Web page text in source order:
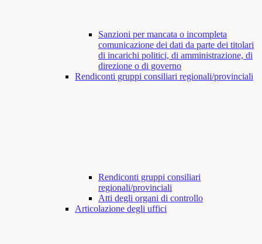
Sanzioni per mancata o incompleta
comunicazione dei dati da parte dei titolari
di incarichi politici, di amministrazione, di
direzione o di governo
Rendiconti gruppi consiliari regionali/provinciali
Rendiconti gruppi consiliari
regionali/provinciali
Atti degli organi di controllo
Articolazione degli uffici